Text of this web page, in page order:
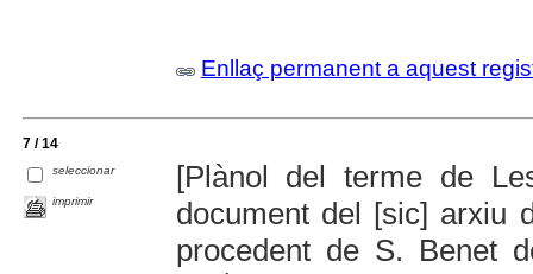
Enllaç permanent a aquest
7 / 14
seleccionar
imprimir
[Plànol del terme de
document del [sic] arxiu
procedent de S. Benet